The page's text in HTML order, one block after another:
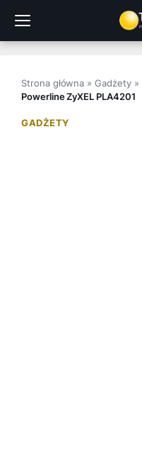
treści
Strona główna »Gadżety»
Powerline ZyXEL PLA4201
GADŻETY